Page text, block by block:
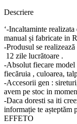
Descriere
‘-Incaltaminte
manual și fabricate in
-Produsul se
12 zile lucrătoare .
-Absolut fiecare
fiecăruia , culoarea,
-Accesorii gen :
avem pe stoc in
-Daca doresti sa iti
informație te așteptăm
EFFETO